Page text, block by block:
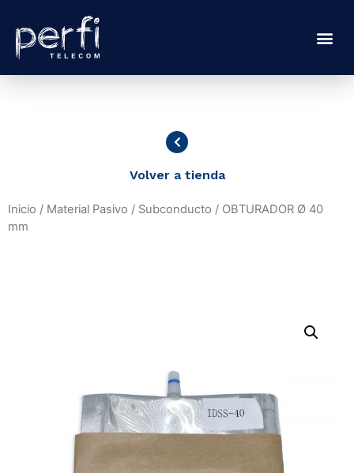
Volver a tienda
Inicio / Material Pasivo / Subconducto / OBTURADOR Ø 40
mm